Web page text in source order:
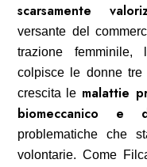
scarsamente
versante del
trazione femminile,
colpisce le donne
crescita le malattie
biomeccanico e
problematiche che
volontarie. Come